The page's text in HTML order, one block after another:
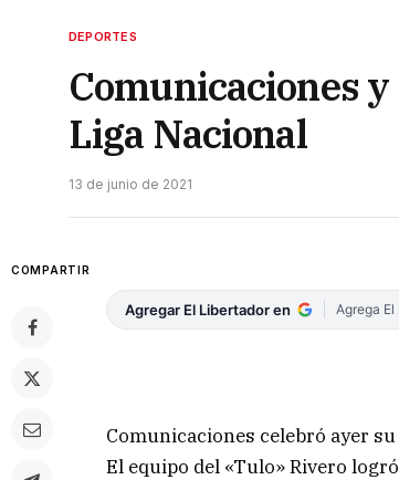
DEPORTES
Comunicaciones
Liga Nacional
13 de junio de 2021
COMPARTIR
Agregar El Libertador en Agrega
Comunicaciones celebró ayer
El equipo del «Tulo» Rivero